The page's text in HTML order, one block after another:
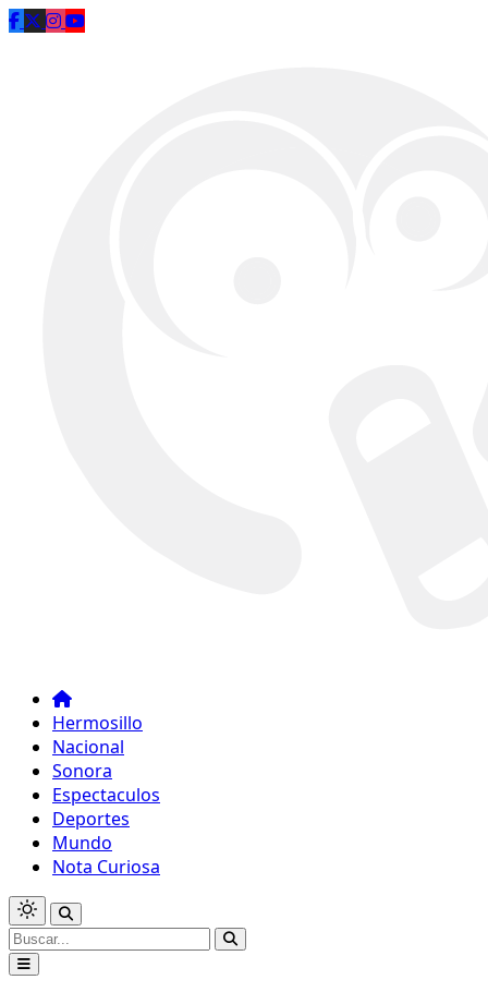
Saltar al contenido
Hermosillo
Nacional
Sonora
Espectaculos
Deportes
Mundo
Nota Curiosa